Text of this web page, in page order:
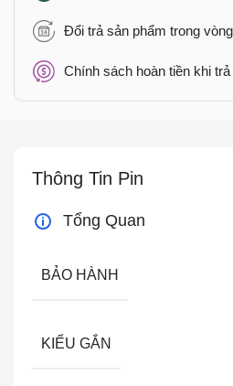
Đổi trả sản phẩm trong
Chính sách hoàn tiền khi
Thông Tin Pin
Tổng Quan
BẢO HÀNH
KIỂU GẮN